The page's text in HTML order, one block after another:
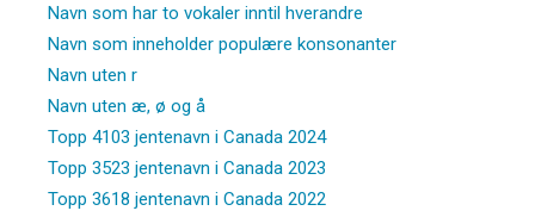
Navn som har to vokaler inntil hverandre
Navn som inneholder populære konsonanter
Navn uten r
Navn uten æ, ø og å
Topp 4103 jentenavn i Canada 2024
Topp 3523 jentenavn i Canada 2023
Topp 3618 jentenavn i Canada 2022